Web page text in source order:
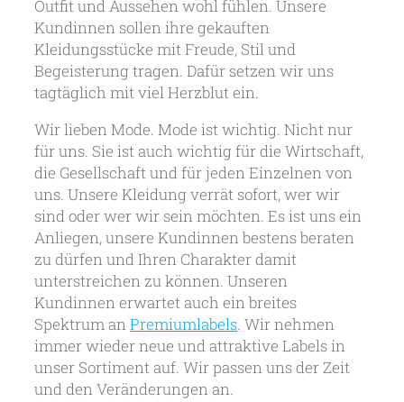
Outfit und Aussehen wohl fühlen. Unsere
Kundinnen sollen ihre gekauften
Kleidungsstücke mit Freude, Stil und
Begeisterung tragen. Dafür setzen wir uns
tagtäglich mit viel Herzblut ein.
Wir lieben Mode. Mode ist wichtig. Nicht nur
für uns. Sie ist auch wichtig für die Wirtschaft,
die Gesellschaft und für jeden Einzelnen von
uns. Unsere Kleidung verrät sofort, wer wir
sind oder wer wir sein möchten. Es ist uns ein
Anliegen, unsere Kundinnen bestens beraten
zu dürfen und Ihren Charakter damit
unterstreichen zu können. Unseren
Kundinnen erwartet auch ein breites
Spektrum anPremiumlabels. Wir nehmen
immer wieder neue und attraktive Labels in
unser Sortiment auf. Wir passen uns der Zeit
und den Veränderungen an.